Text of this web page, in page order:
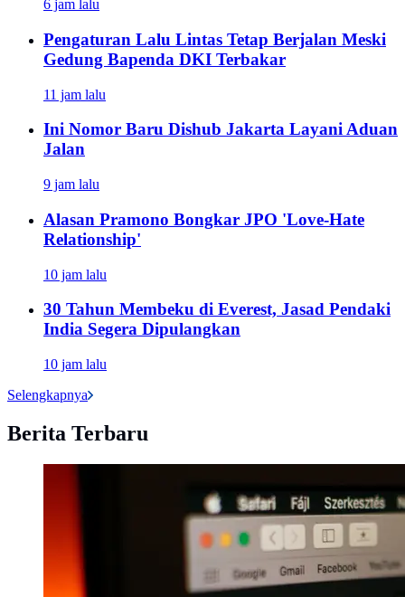
6 jam lalu
Pengaturan Lalu Lintas Tetap Berjalan Meski
Gedung Bapenda DKI Terbakar
11 jam lalu
Ini Nomor Baru Dishub Jakarta Layani Aduan
Jalan
9 jam lalu
Alasan Pramono Bongkar JPO 'Love-Hate
Relationship'
10 jam lalu
30 Tahun Membeku di Everest, Jasad Pendaki
India Segera Dipulangkan
10 jam lalu
Selengkapnya
Berita Terbaru